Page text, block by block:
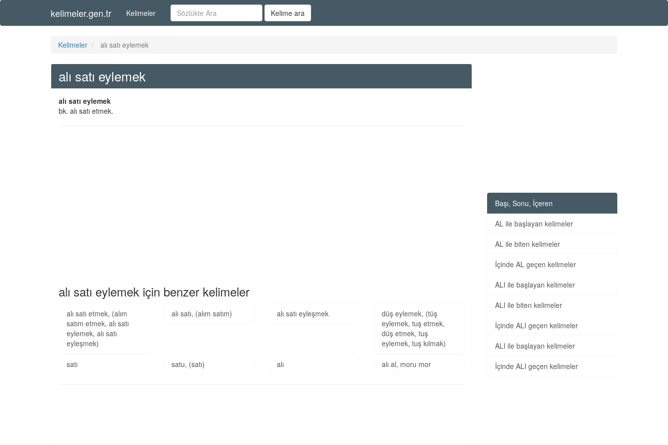
kelimeler.gen.tr Kelimeler Kelime ara
Kelimeler alı satı eylemek
alı satı eylemek
alı satı eylemek
bk. alı satı etmek.
alı satı eylemek için benzer kelimeler
alı satı etmek, (alım
satım etmek, alı satı
eylemek, alı satı
eyleşmek)
alı satı, (alım satım) alı satı eyleşmek
düş eylemek, (tüş
eylemek, tuş etmek,
düş etmek, tuş
eylemek, tuş kılmak)
satı satu, (satı) alı alı al, moru mor
Başı, Sonu, İçeren
AL ile başlayan kelimeler
AL ile biten kelimeler
İçinde AL geçen kelimeler
ALI ile başlayan kelimeler
ALI ile biten kelimeler
İçinde ALI geçen kelimeler
ALI ile başlayan kelimeler
İçinde ALI geçen kelimeler